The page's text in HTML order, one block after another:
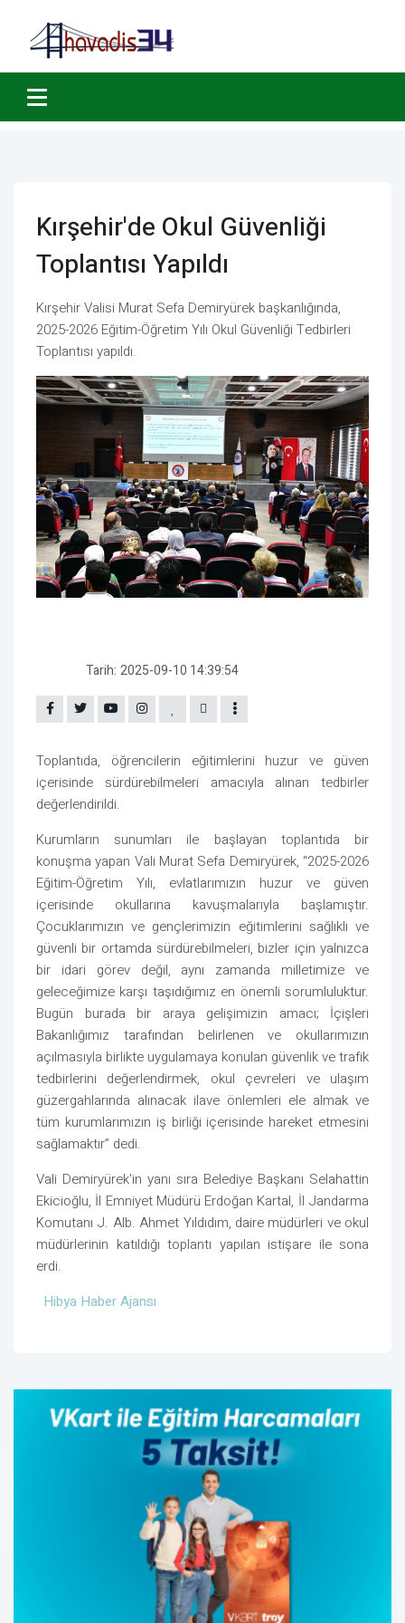
Kırşehir'de Okul Güvenliği
Toplantısı Yapıldı
Kırşehir Valisi Murat Sefa Demiryürek başkanlığında,
2025-2026 Eğitim-Öğretim Yılı Okul Güvenliği Tedbirleri
Toplantısı yapıldı.
Tarih: 2025-09-10 14:39:54
Toplantıda, öğrencilerin eğitimlerini huzur ve güven
içerisinde sürdürebilmeleri amacıyla alınan tedbirler
değerlendirildi.
Kurumların sunumları ile başlayan toplantıda bir
konuşma yapan Vali Murat Sefa Demiryürek, “2025-2026
Eğitim-Öğretim Yılı, evlatlarımızın huzur ve güven
içerisinde okullarına kavuşmalarıyla başlamıştır.
Çocuklarımızın ve gençlerimizin eğitimlerini sağlıklı ve
güvenli bir ortamda sürdürebilmeleri, bizler için yalnızca
bir idari görev değil, aynı zamanda milletimize ve
geleceğimize karşı taşıdığımız en önemli sorumluluktur.
Bugün burada bir araya gelişimizin amacı; İçişleri
Bakanlığımız tarafından belirlenen ve okullarımızın
açılmasıyla birlikte uygulamaya konulan güvenlik ve trafik
tedbirlerini değerlendirmek, okul çevreleri ve ulaşım
güzergahlarında alınacak ilave önlemleri ele almak ve
tüm kurumlarımızın iş birliği içerisinde hareket etmesini
sağlamaktır” dedi.
Vali Demiryürek'in yanı sıra Belediye Başkanı Selahattin
Ekicioğlu, İl Emniyet Müdürü Erdoğan Kartal, İl Jandarma
Komutanı J. Alb. Ahmet Yıldıdım, daire müdürleri ve okul
müdürlerinin katıldığı toplantı yapılan istişare ile sona
erdi.
Hibya Haber Ajansı